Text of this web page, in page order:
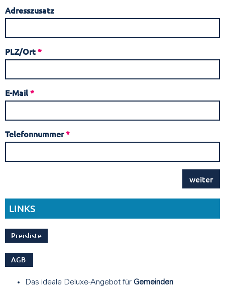
Adresszusatz
PLZ/Ort*
E-Mail*
Telefonnummer*
weiter
LINKS
Preisliste
AGB
Das ideale Deluxe-Angebot für Gemeinden